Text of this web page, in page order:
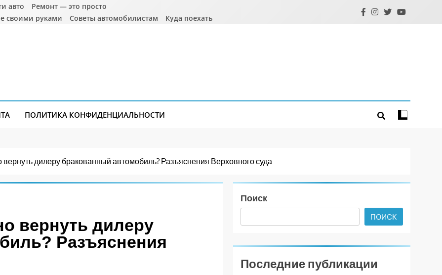
авто
Ремонт — это просто
своими руками
Советы автомобилистам Куда поехать
ПОЛИТИКА КОНФИДЕНЦИАЛЬНОСТИ
вернуть дилеру бракованный автомобиль? Разъяснения Верховного суда
вернуть дилеру
Разъяснения
Поиск
ПОИСК
Последние публикации